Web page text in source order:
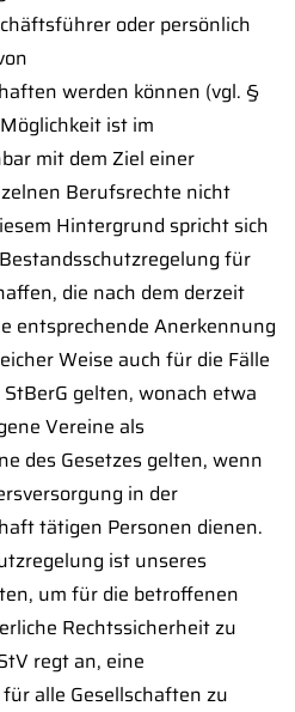
oder persönlich
werden können (vgl. §
ist im
mit dem Ziel einer
Berufsrechte nicht
Hintergrund spricht sich
für
die nach dem derzeit
entsprechende Anerkennung
Weise auch für die Fälle
gelten, wonach etwa
Vereine als
des Gesetzes gelten, wenn
in der
tätigen Personen dienen.
ist unseres
um für die betroffenen
Rechtssicherheit zu
regt an, eine
alle Gesellschaften zu